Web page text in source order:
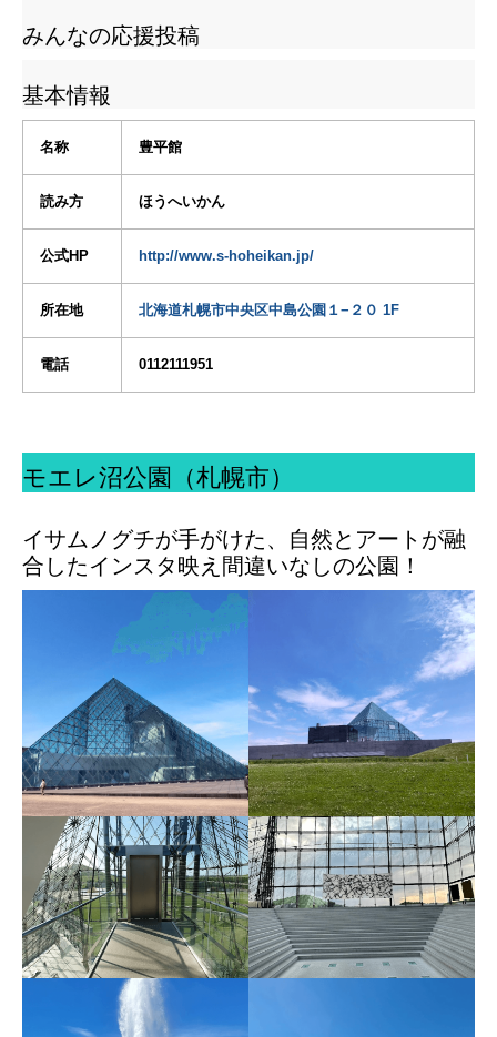
みんなの応援投稿
基本情報
名称 豊平館
読み方 ほうへいかん
公式HP http://www.s-hoheikan.jp/
所在地 北海道札幌市中央区中島公園１−２０ 1F
電話 0112111951
モエレ沼公園（札幌市）
イサムノグチが手がけた、自然とアートが融
合したインスタ映え間違いなしの公園！